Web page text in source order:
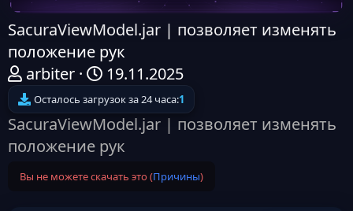
SacuraViewModel.jar | позволяет изменять
положение рук
А
в
т
о
т
arbiter
Д
а
т
а
н
а
19.11.2025
Осталось загрузок за 24 часа:1
SacuraViewModel.jar | позволяет изменять
положение рук
Вы не можете скачать это (Причины)